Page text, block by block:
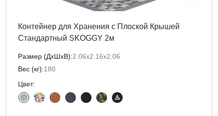
Контейнер для Хранения с Плоской Крышей
Стандартный SKOGGY 2м
Размер (ДxШxВ):2.06х2.16х2.06
Вес (кг):180
Цвет: